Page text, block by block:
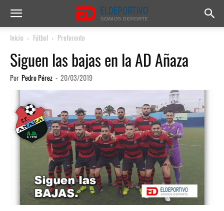
Inicio Fútbol Preferente
Siguen las bajas en la AD Añaza
Por Pedro Pérez - 20/03/2019